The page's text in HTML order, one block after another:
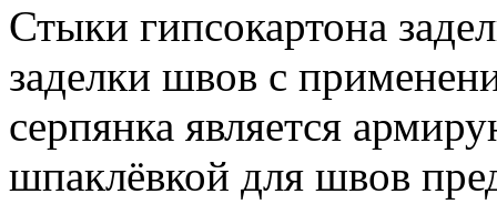
Стыки гипсокартона
заделки швов с
серпянка является
шпаклёвкой для швов